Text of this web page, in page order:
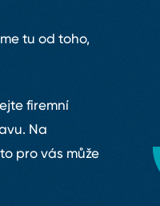
tu od toho,
firemní
Na
pro vás může